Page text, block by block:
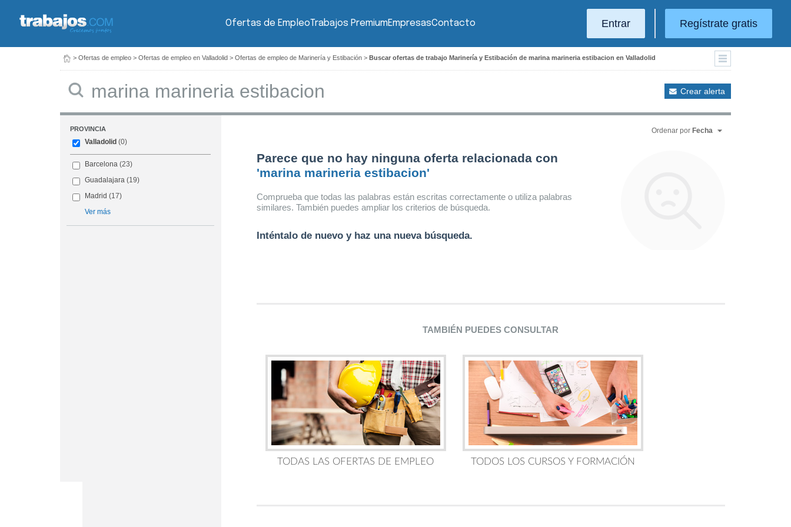
Ofertas de EmpleoTrabajos PremiumEmpresasContacto Entrar Regístrate gratis
> Ofertas de empleo > Ofertas de empleo en Valladolid > Ofertas de empleo de Marinería y Estibación > Buscar ofertas de trabajo Marinería y Estibación de marina marineria estibacion en Valladolid
Crear alerta
PROVINCIA
Valladolid (0)
Barcelona (23)
Guadalajara (19)
Madrid (17)
Ver más
Ordenar por Fecha
Parece que no hay ninguna oferta relacionada con
'marina marineria estibacion'
Comprueba que todas las palabras están escritas correctamente o utiliza palabras
similares. También puedes ampliar los criterios de búsqueda.
Inténtalo de nuevo y haz una nueva búsqueda.
TAMBIÉN PUEDES CONSULTAR
TODAS LAS OFERTAS DE EMPLEO TODOS LOS CURSOS Y FORMACIÓN